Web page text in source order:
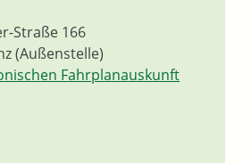
Straße 166
(Außenstelle)
Fahrplanauskunft